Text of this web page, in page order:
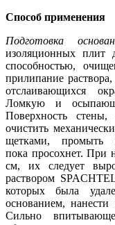
Способ применения
Подготовка
изоляционных плит
способностью,
прилипание
отслаивающихся
Ломкую и
Поверхность
очистить
щетками,
пока просохнет. При
см, их следует
раствором
которых была
основанием,
Сильно